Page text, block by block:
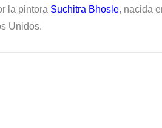
la pintora Suchitra Bhosle, nacida
Unidos.